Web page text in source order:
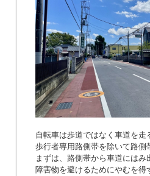
自転車は歩道ではなく車道を走
歩行者専用路側帯を除いて路
まずは、路側帯から車道にはみ
障害物を避けるためにやむを得